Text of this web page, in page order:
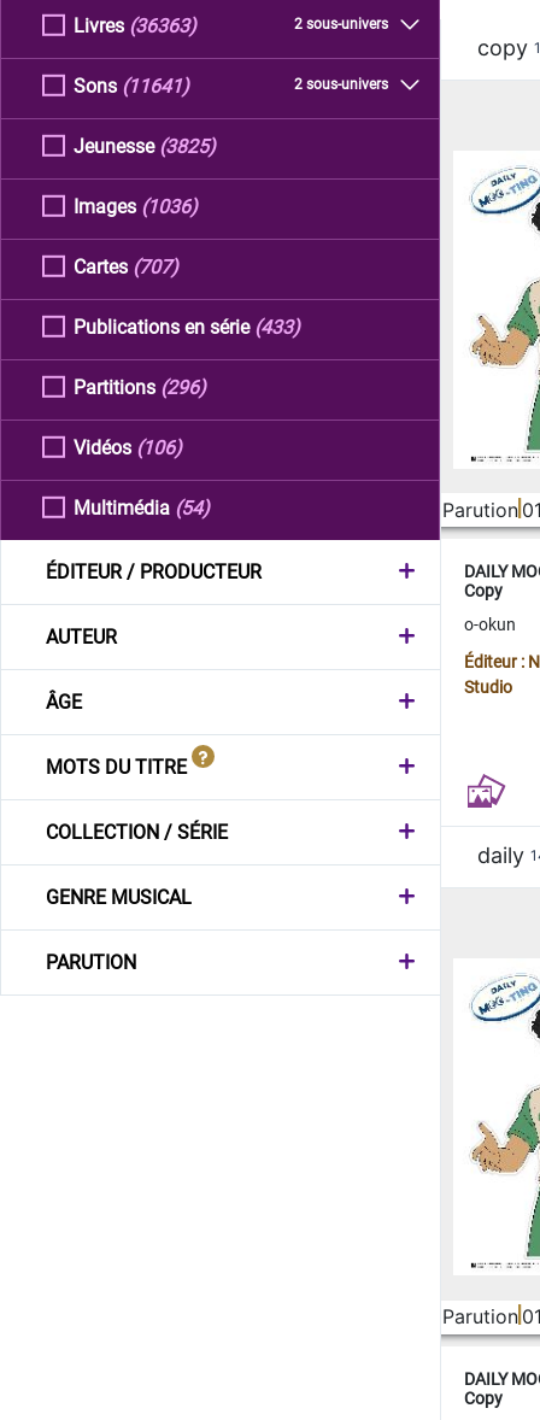
Livres 2 sous-univers
(36363)
Sons 2 sous-univers
(11641)
Jeunesse (3825)
Images (1036)
Cartes (707)
Publications en série (433)
Partitions (296)
Vidéos (106)
Multimédia (54)
ÉDITEUR / PRODUCTEUR
AUTEUR
ÂGE
MOTS DU TITRE
COLLECTION / SÉRIE
GENRE MUSICAL
PARUTION
copy
Parution
DAILY
Copy
o-okun
Éditeur :
Studio
daily
Parution
DAILY
Copy